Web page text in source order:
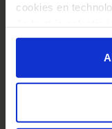
cookies en
onder aan de
toekomst wijzigen.